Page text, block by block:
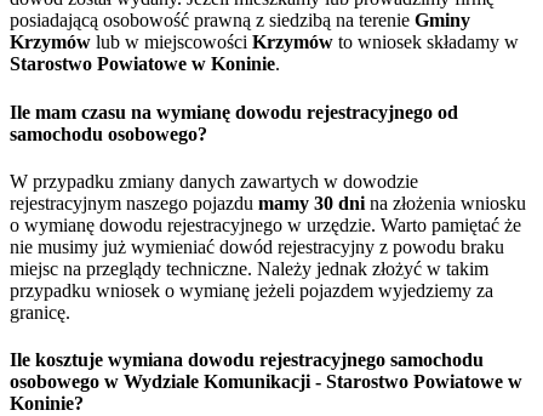
posiadającą osobowość prawną z siedzibą na terenie Gminy
Krzymów lub w miejscowości Krzymów to wniosek składamy w
Starostwo Powiatowe w Koninie.
Ile mam czasu na wymianę dowodu rejestracyjnego od
samochodu osobowego?
W przypadku zmiany danych zawartych w dowodzie
rejestracyjnym naszego pojazdu mamy 30 dni na złożenia wniosku
o wymianę dowodu rejestracyjnego w urzędzie. Warto pamiętać że
nie musimy już wymieniać dowód rejestracyjny z powodu braku
miejsc na przeglądy techniczne. Należy jednak złożyć w takim
przypadku wniosek o wymianę jeżeli pojazdem wyjedziemy za
granicę.
Ile kosztuje wymiana dowodu rejestracyjnego samochodu
osobowego w Wydziale Komunikacji - Starostwo Powiatowe w
Koninie?